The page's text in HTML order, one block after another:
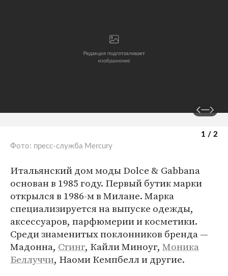
1 / 2
Фото: пресс-служба Mercury
Итальянский дом моды Dolce & Gabbana
основан в 1985 году. Первый бутик марки
открылся в 1986-м в Милане. Марка
специализируется на выпуске одежды,
аксессуаров, парфюмерии и косметики.
Среди знаменитых поклонников бренда —
Мадонна, Стинг, Кайли Миноуг, Моника
Беллуччи, Наоми Кемпбелл и другие.